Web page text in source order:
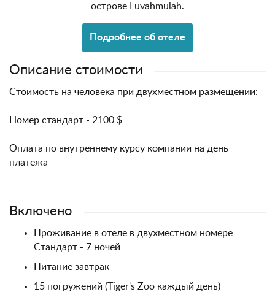
острове Fuvahmulah.
Подробнее об отеле
Описание стоимости
Стоимость на человека при двухместном размещении:
Номер стандарт - 2100 $
Оплата по внутреннему курсу компании на день
платежа
Включено
Проживание в отеле в двухместном номере
Стандарт - 7 ночей
Питание завтрак
15 погружений (Tiger's Zoo каждый день)